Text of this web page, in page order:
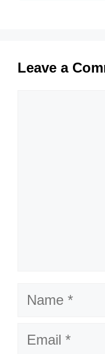
Leave a
Name
Email